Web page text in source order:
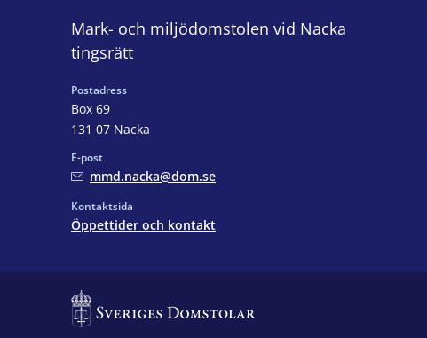
Mark- och miljödomstolen vid Nacka
tingsrätt
Postadress
Box 69
131 07 Nacka
E-post
mmd.nacka@dom.se
Kontaktsida
Öppettider och kontakt